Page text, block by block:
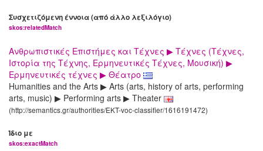
Συσχετιζόμενη έννοια (από άλλο λεξιλόγιο)
skos:relatedMatch
Ανθρωπιστικές Επιστήμες και Τέχνες ▶ Τέχνες (Τέχνες,
Ιστορία της Τέχνης, Ερμηνευτικές Τέχνες, Μουσική) ▶
Ερμηνευτικές τέχνες ▶ Θέατρο
Humanities and the Arts ▶ Arts (arts, history of arts, performing
arts, music) ▶ Performing arts ▶ Theater
(http://semantics.gr/authorities/EKT-voc-classifier/1616191472)
Ίδιο με
skos:exactMatch